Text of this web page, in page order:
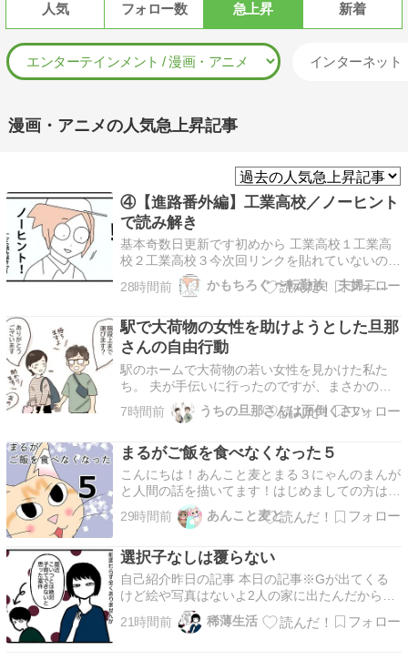
人気 フォロー数 急上昇 新着
インターネット
漫画・アニメの人気急上昇記事
④【進路番外編】工業高校／ノーヒント
で読み解き
基本奇数日更新です初めから 工業高校１工業高
校２工業高校３今次回リンクを貼れていないので
一気読みはカテゴリからお願いします↓私のうっ
すらとした記憶の中から描いているので、細かい
います。テーマに沿った出来事を取り上げて描い
ているので、これ…
28時間前 かもちろぐ 〜転勤族 夫婦二人暮らし〜
駅で大荷物の女性を助けようとした旦那
さんの自由行動
駅のホームで大荷物の若い女性を見かけた私た
ち。 夫が手伝いに行ったのですが、まさかの展
開に…。 自由すぎるゴリちゃんのお話です。
▼こんな話もあります 健康診断で話を盛っ
▼ランキング参加…
7時間前 うちの旦那さんは面倒くさい
まるがご飯を食べなくなった５
こんにちは！あんこと麦とまる３にゃんのまんが
と人間の話を描いてます！はじめましての方はこ
ちらもどうぞ→・‥…━━━☆・‥…━━━☆・
‥…━━━☆前回の話 ちょっとメンタルに来て
た！！3日ぐらい胸が気持ち悪くて「ちょっとや
ばいかな？」と思った…
29時間前 あんこと麦と
選択子なしは覆らない
自己紹介昨日の記事 本日の記事※Gが出てくる
けど絵や写真はないよ2人の家に出たんだから2
人のGだろ！！！！こちらもどうぞ ★ランキン
グ参加中です。ポチっと1回クリックで投票でき
21時間前 稀薄生活